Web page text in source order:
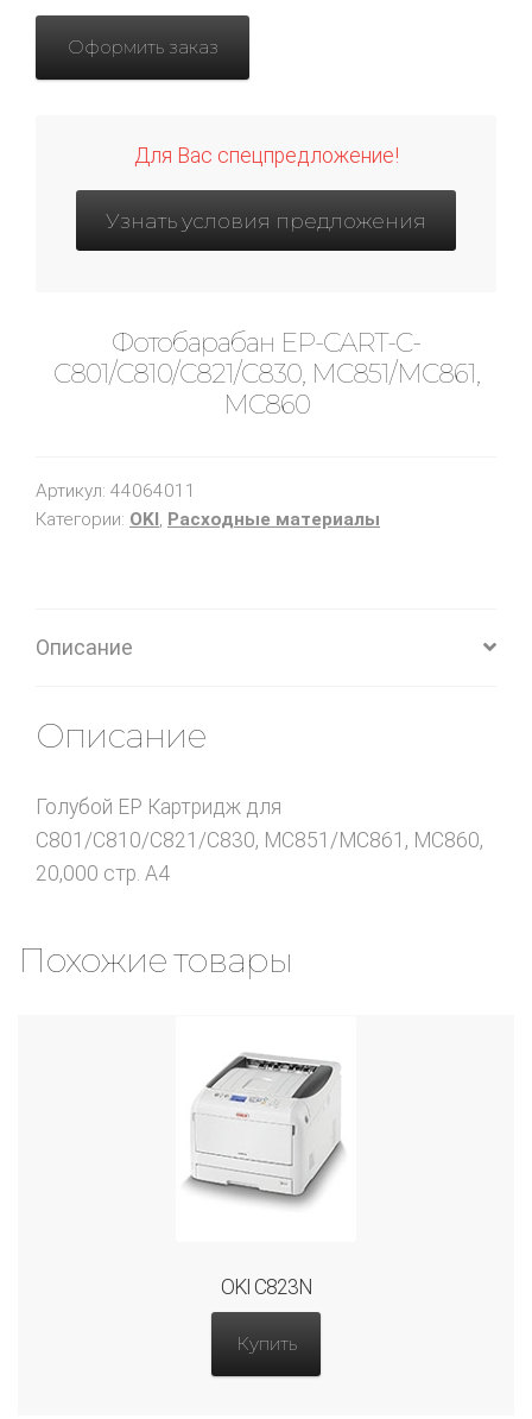
Оформить заказ
Для Вас спецпредложение!
Узнать условия предложения
Фотобарабан EP-CART-C-
C801/C810/C821/C830, MC851/MC861,
MC860
Артикул: 44064011
Категории: OKI, Расходные материалы
Описание
Описание
Голубой EP Картридж для
C801/C810/C821/C830, MC851/MC861, MC860,
20,000 стр. А4
Похожие товары
OKI C823N
Купить